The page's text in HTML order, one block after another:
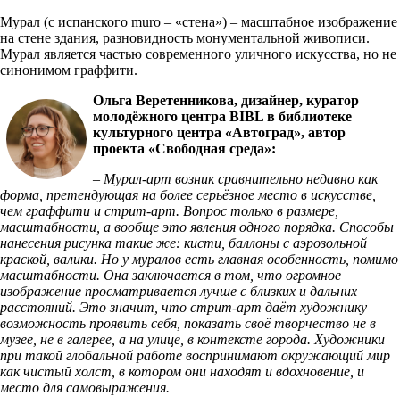
Мурал (с испанского muro – «стена») – масштабное изображение
на стене здания, разновидность монументальной живописи.
Мурал является частью современного уличного искусства, но не
синонимом граффити.
Ольга Веретенникова, дизайнер, куратор
молодёжного центра BIBL в библиотеке
культурного центра «Автоград», автор
проекта «Свободная среда»:
– Мурал-арт возник сравнительно недавно как
форма, претендующая на более серьёзное место в искусстве,
чем граффити и стрит-арт. Вопрос только в размере,
масштабности, а вообще это явления одного порядка. Способы
нанесения рисунка такие же: кисти, баллоны с аэрозольной
краской, валики. Но у муралов есть главная особенность, помимо
масштабности. Она заключается в том, что огромное
изображение просматривается лучше с близких и дальних
расстояний. Это значит, что стрит-арт даёт художнику
возможность проявить себя, показать своё творчество не в
музее, не в галерее, а на улице, в контексте города. Художники
при такой глобальной работе воспринимают окружающий мир
как чистый холст, в котором они находят и вдохновение, и
место для самовыражения.